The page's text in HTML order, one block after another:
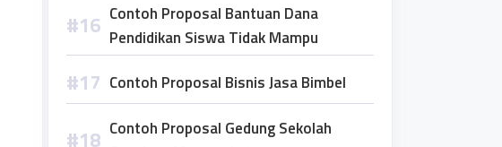
Contoh Proposal Bantuan Dana
Pendidikan Siswa Tidak Mampu
Contoh Proposal Bisnis Jasa Bimbel
Contoh Proposal Gedung Sekolah